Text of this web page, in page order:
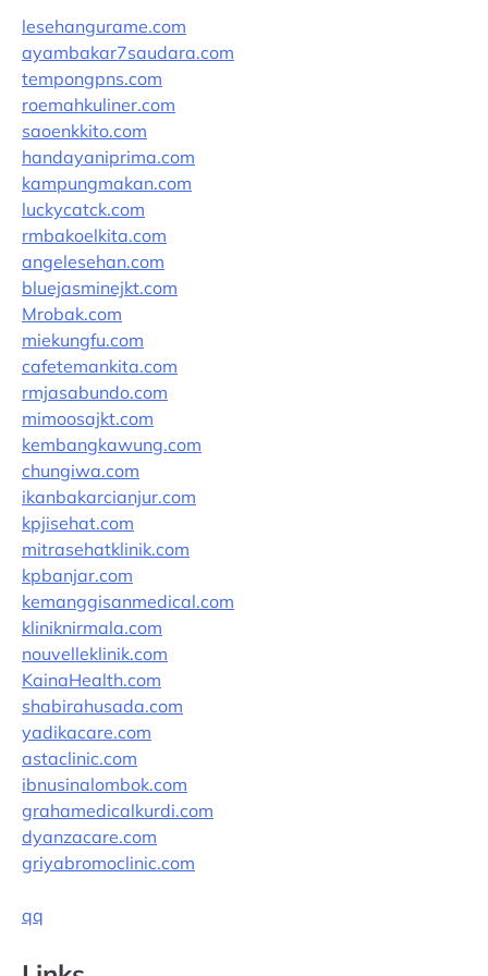
lesehangurame.com
ayambakar7saudara.com
tempongpns.com
roemahkuliner.com
saoenkkito.com
handayaniprima.com
kampungmakan.com
luckycatck.com
rmbakoelkita.com
angelesehan.com
bluejasminejkt.com
Mrobak.com
miekungfu.com
cafetemankita.com
rmjasabundo.com
mimoosajkt.com
kembangkawung.com
chungiwa.com
ikanbakarcianjur.com
kpjisehat.com
mitrasehatklinik.com
kpbanjar.com
kemanggisanmedical.com
kliniknirmala.com
nouvelleklinik.com
KainaHealth.com
shabirahusada.com
yadikacare.com
astaclinic.com
ibnusinalombok.com
grahamedicalkurdi.com
dyanzacare.com
griyabromoclinic.com
qq